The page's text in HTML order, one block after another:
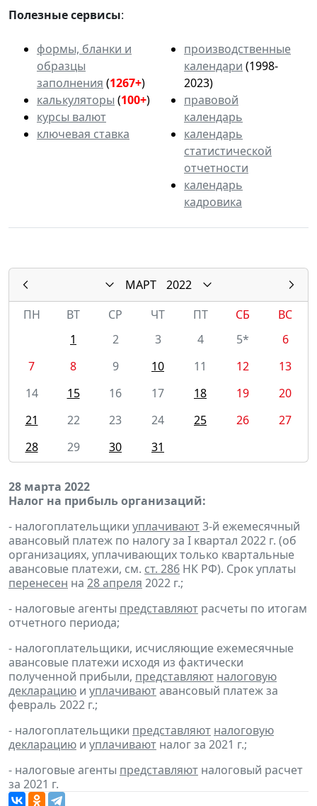
Полезные сервисы:
формы, бланки и
образцы
заполнения (1267+)
калькуляторы (100+)
курсы валют
ключевая ставка
производственные
календари (1998-
2023)
правовой
календарь
календарь
статистической
отчетности
календарь
кадровика
МАРТ
2022
ПН
ВТ СР ЧТ ПТ СБ
ВС
1
2 3 4 5*
6
7
8 9 10 11 12
13
14
15 16 17 18 19
20
21
22 23 24 25 26
27
28
29 30 31
28 марта 2022
Налог на прибыль организаций:
- налогоплательщики уплачивают3-й ежемесячный
авансовый платеж по налогу за I квартал 2022 г. (об
организациях, уплачивающих только квартальные
авансовые платежи, см. ст. 286 НК РФ). Срок уплаты
перенесен на 28 апреля 2022 г.;
- налоговые агенты представляют расчеты по итогам
отчетного периода;
- налогоплательщики, исчисляющие ежемесячные
авансовые платежи исходя из фактически
полученной прибыли, представляют налоговую
декларацию и уплачиваютавансовый платеж за
февраль 2022 г.;
- налогоплательщики представляют налоговую
декларацию и уплачивают налог за 2021 г.;
- налоговые агенты представляют налоговый расчет
за 2021 г.